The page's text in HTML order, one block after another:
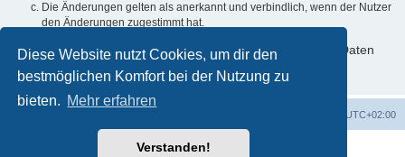
Diese Website nutzt Cookies, um dir den
bestmöglichen Komfort bei der Nutzung zu
bieten. Mehr erfahren
Verstanden!
Die Änderungen gelten als anerkannt und verbindlich, wenn der Nutzer
den Änderungen zugestimmt hat.
Informationen über den Umgang mit deinen persönlichen Daten
sind in der Datenschutzerklärung enthalten.
UTC+02:00
Powered byphpBB® Forum Software © phpBB Limited